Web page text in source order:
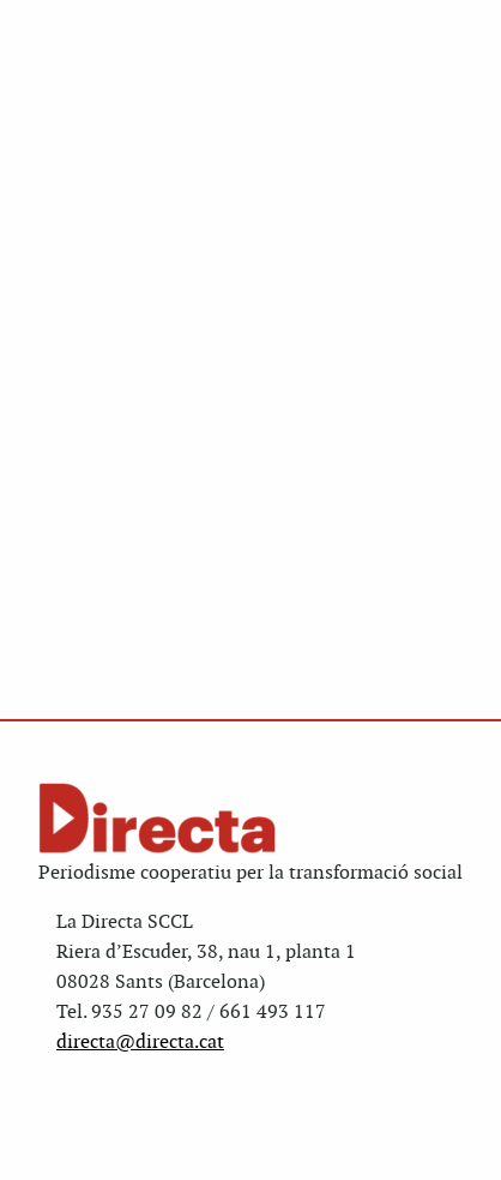
Periodisme cooperatiu per la transformació social
La Directa SCCL
Riera d’Escuder, 38, nau 1, planta 1
08028 Sants (Barcelona)
Tel. 935 27 09 82 / 661 493 117
directa@directa.cat